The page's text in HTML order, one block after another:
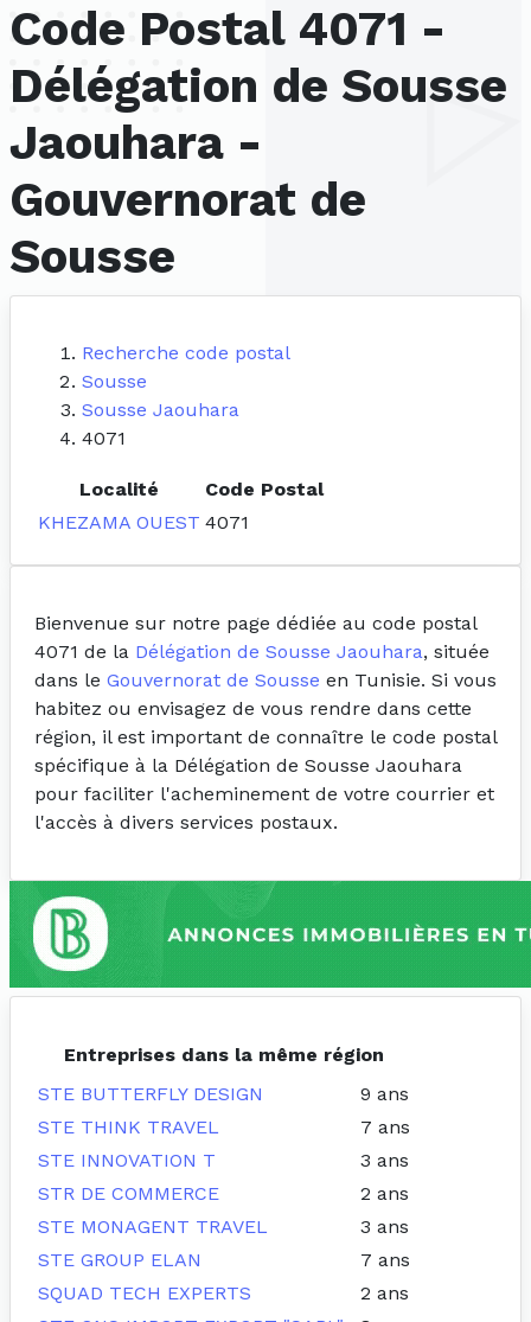
Code Postal 4071 -
Délégation de Sousse
Jaouhara -
Gouvernorat de
Sousse
Recherche code postal
Sousse
Sousse Jaouhara
4071
Localité
Code Postal
KHEZAMA OUEST 4071
Bienvenue sur notre page dédiée au code postal
4071 de la Délégation de Sousse Jaouhara, située
dans le Gouvernorat de Sousse en Tunisie. Si vous
habitez ou envisagez de vous rendre dans cette
région, il est important de connaître le code postal
spécifique à la Délégation de Sousse Jaouhara
pour faciliter l'acheminement de votre courrier et
l'accès à divers services postaux.
Entreprises dans la même région
STE BUTTERFLY DESIGN
9 ans
STE THINK TRAVEL
7 ans
STE INNOVATION T
3 ans
STR DE COMMERCE
2 ans
STE MONAGENT TRAVEL
3 ans
STE GROUP ELAN
7 ans
SQUAD TECH EXPERTS
2 ans